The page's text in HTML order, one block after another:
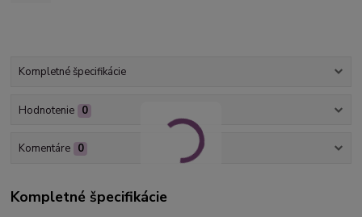
Kompletné špecifikácie
Hodnotenie 0
Komentáre 0
Kompletné špecifikácie